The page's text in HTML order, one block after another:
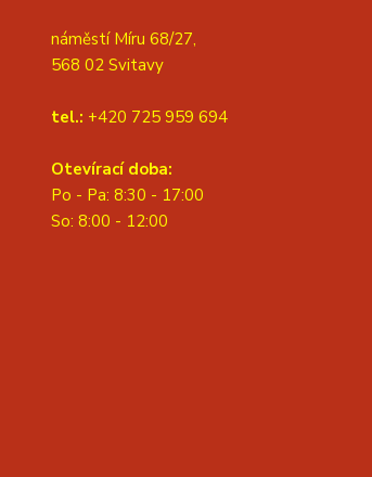
náměstí Míru 68/27,
568 02 Svitavy
tel.: +420 725 959 694
Otevírací doba:
Po - Pa: 8:30 - 17:00
So: 8:00 - 12:00